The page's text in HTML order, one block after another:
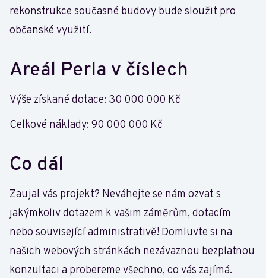
rekonstrukce současné budovy bude sloužit pro
občanské využití.
Areál Perla v číslech
Výše získané dotace: 30 000 000 Kč
Celkové náklady: 90 000 000 Kč
Co dál
Zaujal vás projekt? Neváhejte se nám ozvat s
jakýmkoliv dotazem k vašim záměrům, dotacím
nebo související administrativě! Domluvte si na
našich webových stránkách nezávaznou bezplatnou
konzultaci a probereme všechno, co vás zajímá.